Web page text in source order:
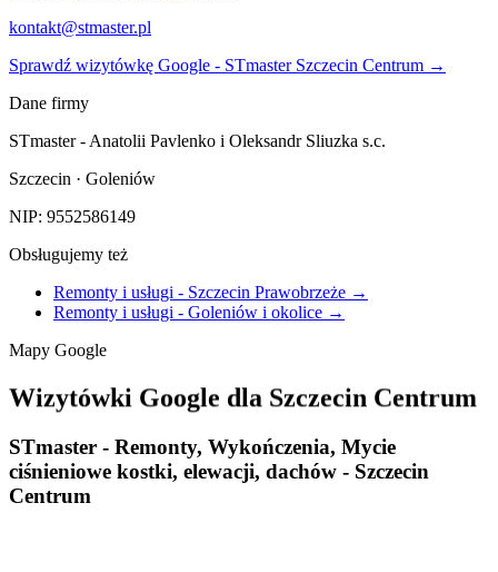
kontakt@stmaster.pl
Sprawdź wizytówkę Google - STmaster Szczecin Centrum →
Dane firmy
STmaster - Anatolii Pavlenko i Oleksandr Sliuzka s.c.
Szczecin · Goleniów
NIP: 9552586149
Obsługujemy też
Remonty i usługi - Szczecin Prawobrzeże →
Remonty i usługi - Goleniów i okolice →
Mapy Google
Wizytówki Google dla Szczecin Centrum
STmaster - Remonty, Wykończenia, Mycie
ciśnieniowe kostki, elewacji, dachów - Szczecin
Centrum